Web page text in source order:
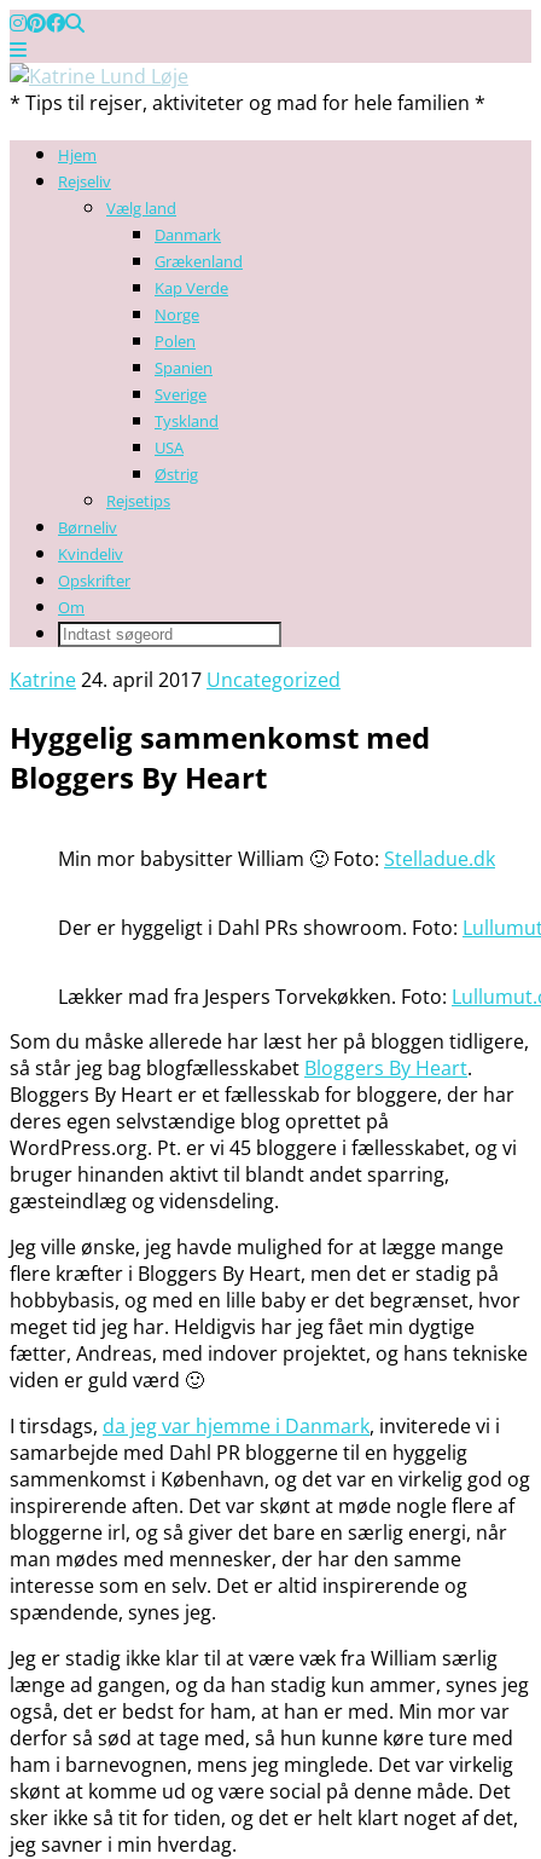
* Tips til rejser, aktiviteter og mad for hele familien *
Hjem
Rejseliv
Vælg land
Danmark
Grækenland
Kap Verde
Norge
Polen
Spanien
Sverige
Tyskland
USA
Østrig
Rejsetips
Børneliv
Kvindeliv
Opskrifter
Om
Katrine24. april 2017 Uncategorized
Hyggelig sammenkomst med
Bloggers By Heart
Min mor babysitter William 🙂 Foto: Stelladue.dk
Der er hyggeligt i Dahl PRs showroom. Foto:
Lækker mad fra Jespers Torvekøkken. Foto:
Som du måske allerede har læst her på bloggen tidligere,
så står jeg bag blogfællesskabet Bloggers By Heart.
Bloggers By Heart er et fællesskab for bloggere, der har
deres egen selvstændige blog oprettet på
WordPress.org. Pt. er vi 45 bloggere i fællesskabet, og vi
bruger hinanden aktivt til blandt andet sparring,
gæsteindlæg og vidensdeling.
Jeg ville ønske, jeg havde mulighed for at lægge mange
flere kræfter i Bloggers By Heart, men det er stadig på
hobbybasis, og med en lille baby er det begrænset, hvor
meget tid jeg har. Heldigvis har jeg fået min dygtige
fætter, Andreas, med indover projektet, og hans tekniske
viden er guld værd 🙂
I tirsdags, da jeg var hjemme i Danmark, inviterede vi i
samarbejde med Dahl PR bloggerne til en hyggelig
sammenkomst i København, og det var en virkelig god og
inspirerende aften. Det var skønt at møde nogle flere af
bloggerne irl, og så giver det bare en særlig energi, når
man mødes med mennesker, der har den samme
interesse som en selv. Det er altid inspirerende og
spændende, synes jeg.
Jeg er stadig ikke klar til at være væk fra William særlig
længe ad gangen, og da han stadig kun ammer, synes jeg
også, det er bedst for ham, at han er med. Min mor var
derfor så sød at tage med, så hun kunne køre ture med
ham i barnevognen, mens jeg minglede. Det var virkelig
skønt at komme ud og være social på denne måde. Det
sker ikke så tit for tiden, og det er helt klart noget af det,
jeg savner i min hverdag.